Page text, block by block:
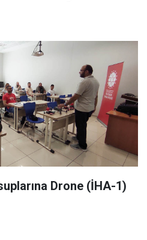
Drone (İHA-1)